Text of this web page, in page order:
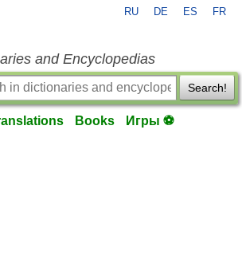
RU DE ES FR
and Encyclopedias
Search!
Books Игры ⚽